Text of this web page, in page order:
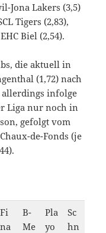
Jona Lakers (3,5)
Tigers (2,83),
Biel (2,54).
die aktuell in
(1,72) nach
allerdings infolge
Liga nur noch in
gefolgt vom
de-Fonds (je
Fi
na
B-
Me
Pla
yo
Sc
hn